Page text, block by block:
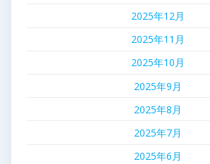
2025年12月
2025年11月
2025年10月
2025年9月
2025年8月
2025年7月
2025年6月